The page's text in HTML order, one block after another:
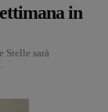
in
Stelle sarà